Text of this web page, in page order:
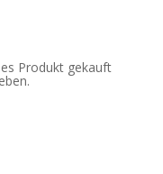
Produkt gekauft